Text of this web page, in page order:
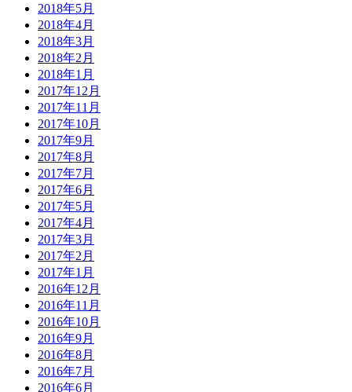
2018年5月
2018年4月
2018年3月
2018年2月
2018年1月
2017年12月
2017年11月
2017年10月
2017年9月
2017年8月
2017年7月
2017年6月
2017年5月
2017年4月
2017年3月
2017年2月
2017年1月
2016年12月
2016年11月
2016年10月
2016年9月
2016年8月
2016年7月
2016年6月